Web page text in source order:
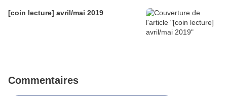
[coin lecture] avril/mai 2019
Commentaires